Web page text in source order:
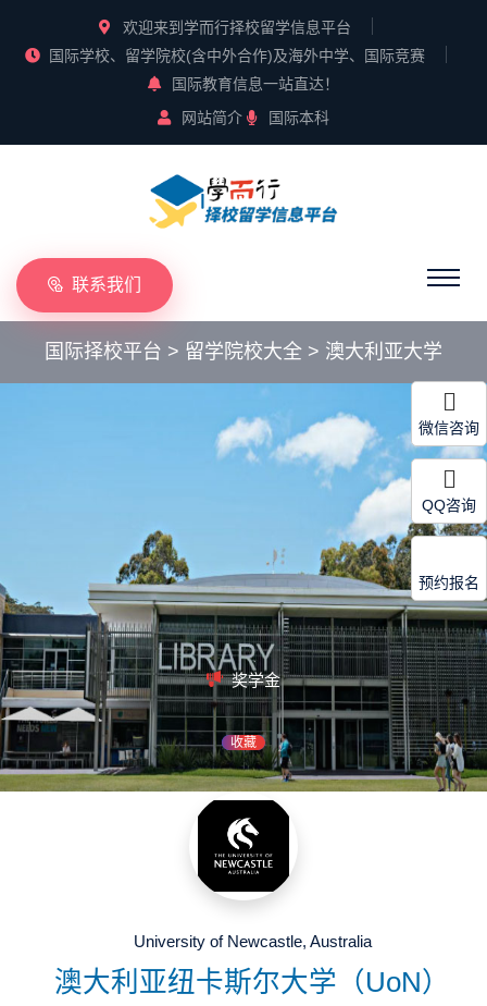
欢迎来到学而行择校留学信息平台
国际学校、留学院校(含中外合作)及海外中学、国际竞赛
国际教育信息一站直达！
网站简介
国际本科
联系我们
国际择校平台 > 留学院校大全 > 澳大利亚大学
奖学金
收藏
University of Newcastle, Australia
澳大利亚纽卡斯尔大学（UoN）
微信咨询
QQ咨询
预约报名